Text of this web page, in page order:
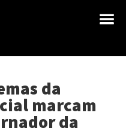
da
marcam
da